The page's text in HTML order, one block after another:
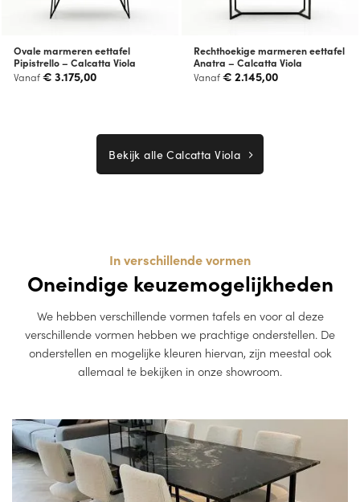
Ovale marmeren eettafel
Pipistrello – Calcatta Viola
Vanaf€ 3.175,00
Rechthoekige marmeren eettafel
Anatra – Calcatta Viola
Vanaf€ 2.145,00
Bekijk alle Calcatta Viola
In verschillende vormen
Oneindige keuzemogelijkheden
We hebben verschillende vormen tafels en voor al deze
verschillende vormen hebben we prachtige onderstellen. De
onderstellen en mogelijke kleuren hiervan, zijn meestal ook
allemaal te bekijken in onze showroom.